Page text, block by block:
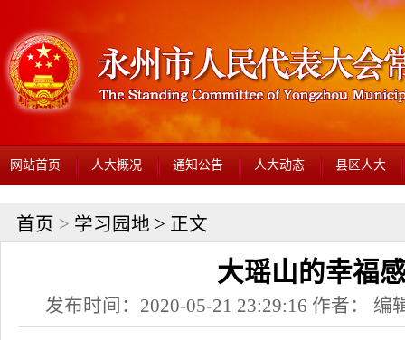
网站首页 人大概况 通知公告 人大动态 县区人大
首页 > 学习园地 > 正文
大瑶山的幸福
发布时间：2020-05-21 23:29:16 作者： 编